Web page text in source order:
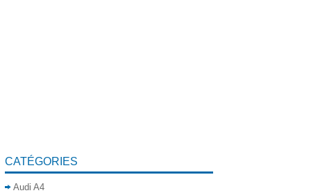
CATÉGORIES
Audi A4